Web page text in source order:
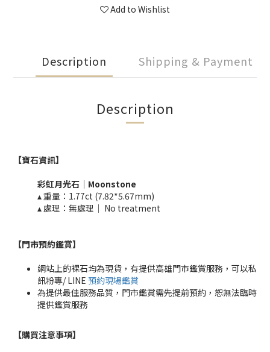
Add to Wishlist
Description Shipping & Payment
Description
【寶石資訊】
彩虹月光石 ｜Moonstone
▴ 重量：1.77ct (7.82*5.67mm)​
▴ 處理：無處理｜ No treatment​​
【門市預約鑑賞】
網站上的裸石均為現貨，有提供高雄門市鑑賞服務，可以私
訊粉專/ LINE 預約現場鑑賞
為提供最佳服務品質，門市鑑賞需先提前預約，恕無法臨時
提供鑑賞服務
【購買注意事項】